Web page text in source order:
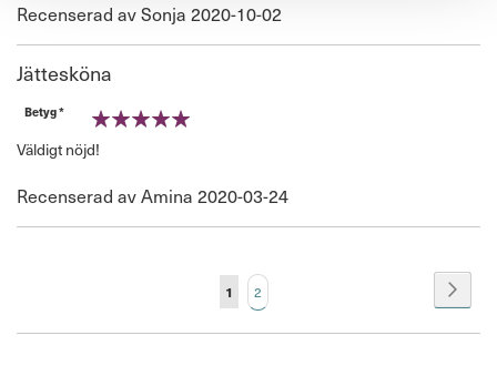
Recenserad avSonja Publicerat
den
2020-10-02
Jättesköna
Betyg *
Väldigt nöjd!
Recenserad avAmina Publicerat
den
2020-03-24
Page
You're currently reading page
1
Page
2
Page